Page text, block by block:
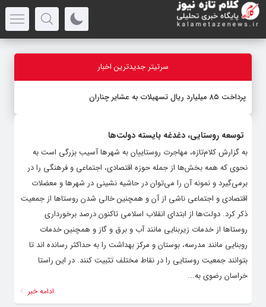
سرتیتر جدیدترین اخبار
پرداخت ۸۵ میلیارد ریال تسهیلات به عشایر چناران
توسعه روستایی، دغدغه بایسته دولت‌ها
به گزارش کلام‌تازه، مهاجرت روستاییان به شهرها آسیب بزرگی است به
نحوی که همه بخش‌ها از جمله حوزه اقتصادی، اجتماعی و فرهنگی را در
بر‌می‌گیرد و نمونه آن را می‌توان در حاشیه نشینی در شهرها و معضلات
اقتصادی و اجتماعی ناشی از آن و همچنین خالی شدن روستاها از جمعیت
ذکر کرد. دولت‌ها از ابتدای انقلاب اسلامی تاکنون درصد برخورداری
روستاها از خدمات زیربنایی مانند آب و برق و گاز و همچنین خدمات
روبنایی مانند مدرسه، بوستان و مرکز بهداشت را به حداکثر رسانده اند تا
بتوانند جمعیت روستایی را در نقاط مختلف تثبیت کنند. در این راستا
خراسان رضوی به...
ادامه خبر